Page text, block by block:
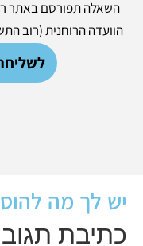
השאלה תפורסם באתר
הוועדה הרוחנית (רוב
יש לך מה
כתיבת